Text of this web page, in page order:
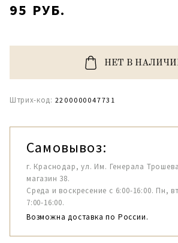
95 РУБ.
НЕТ В
Штрих-код: 2200000047731
Самовывоз:
г. Краснодар, ул. Им. Генерала
магазин 38.
Среда и воскресение с 6:00-16:00. Пн,
7:00-16:00.
Возможна доставка по России.